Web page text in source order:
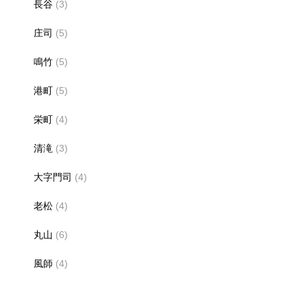
長谷 (3)
庄司 (5)
鳴竹 (5)
港町 (5)
栄町 (4)
清滝 (3)
大字門司 (4)
老松 (4)
丸山 (6)
風師 (4)